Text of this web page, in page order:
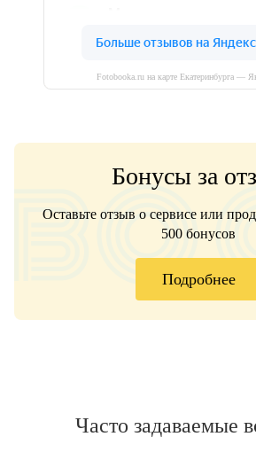
Fotobooka.ru на карте Екатеринбурга —
Бонусы за
Оставьте отзыв о сервисе или
500 бонусов
Подробнее
Часто задаваемые